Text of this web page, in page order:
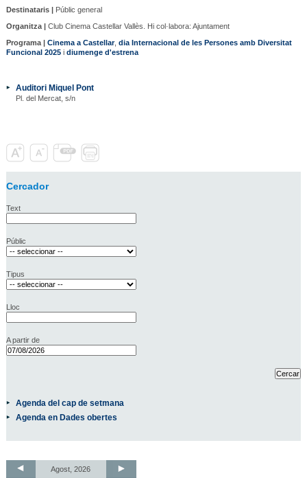
Destinataris |Públic general
Organitza |Club Cinema Castellar Vallès. Hi col·labora: Ajuntament
Programa | Cinema a Castellar, dia Internacional de les Persones amb Diversitat
Funcional 2025i diumenge d'estrena
Auditori Miquel Pont
Pl. del Mercat, s/n
Cercador
Text
Públic
Tipus
Lloc
A partir de
Agenda del cap de setmana
Agenda en Dades obertes
Agost, 2026